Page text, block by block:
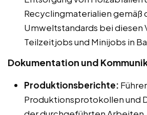
Recyclingmaterialien gemäß
Umweltstandards bei diesen
Teilzeitjobs und Minijobs in
Dokumentation und
Produktionsberichte:
Produktionsprotokollen und